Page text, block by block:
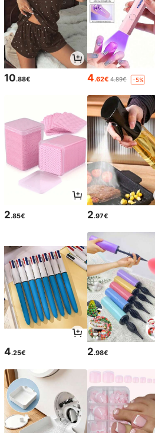
10.88€ 4.62€ 4.89€ -5%
2.85€ 2.97€
4.25€ 2.98€